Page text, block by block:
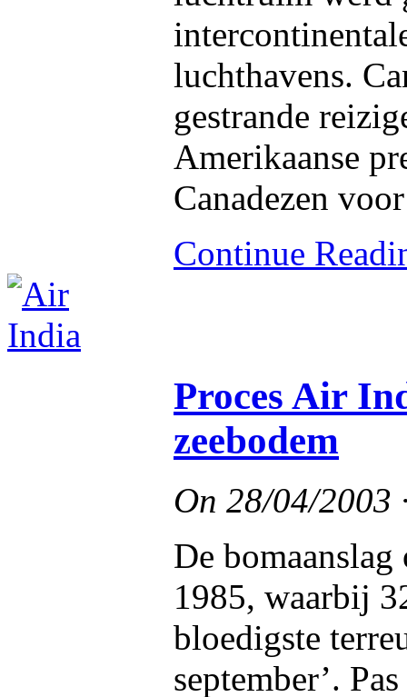
luchthavens.
gestrande
Amerikaanse
Canadezen
Continue
Proces Air
zeebodem
On 28/04/2003
De
1985, waarbij
bloedigste
september’.